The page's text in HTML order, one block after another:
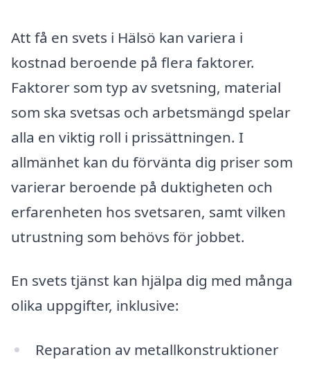
Att få en svets i Hälsö kan variera i
kostnad beroende på flera faktorer.
Faktorer som typ av svetsning, material
som ska svetsas och arbetsmängd spelar
alla en viktig roll i prissättningen. I
allmänhet kan du förvänta dig priser som
varierar beroende på duktigheten och
erfarenheten hos svetsaren, samt vilken
utrustning som behövs för jobbet.
En svets tjänst kan hjälpa dig med många
olika uppgifter, inklusive:
Reparation av metallkonstruktioner